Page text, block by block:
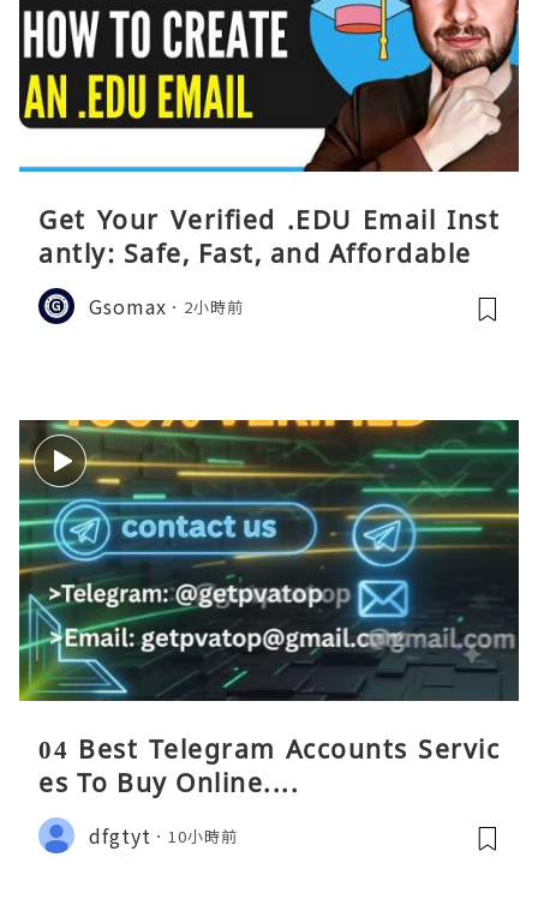
Get Your Verified .EDU Email Inst
antly: Safe, Fast, and Affordable
Gsomax 2小時前
04 Best Telegram Accounts Servic
es To Buy Online....
dfgtyt 10小時前